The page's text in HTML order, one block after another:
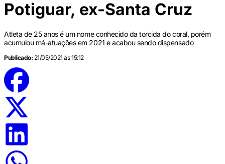
Potiguar, ex-Santa Cruz
Atleta de 25 anos é um nome conhecido da torcida do coral, porém
acumulou má-atuações em 2021 e acabou sendo dispensado
Publicado: 21/05/2021 às 15:12